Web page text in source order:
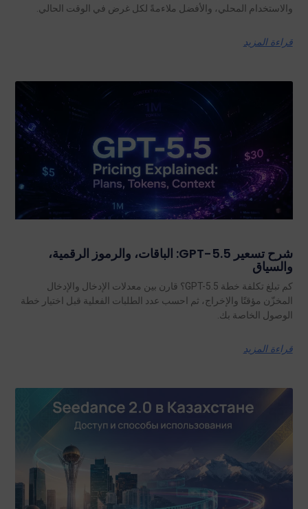
والاستخدام المحلي، والأفضل ملاءمةً لكل غرض في الوقت الحالي.
قراءة المزيد
شرح تسعير GPT-5.5: الباقات، والرموز الرقمية،
والسياق
كم تبلغ تكلفة خطة GPT-5.5؟ قارن بين معدلات الإدخال والإدخال
المخزّن مؤقتًا والإخراج، ثم احسب عدد الطلبات الفعلية قبل اختيار خطة
الوصول الخاصة بك.
قراءة المزيد